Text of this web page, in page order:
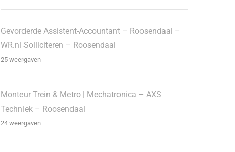
Gevorderde Assistent-Accountant – Roosendaal –
WR.nl Solliciteren – Roosendaal
25 weergaven
Monteur Trein & Metro | Mechatronica – AXS
Techniek – Roosendaal
24 weergaven